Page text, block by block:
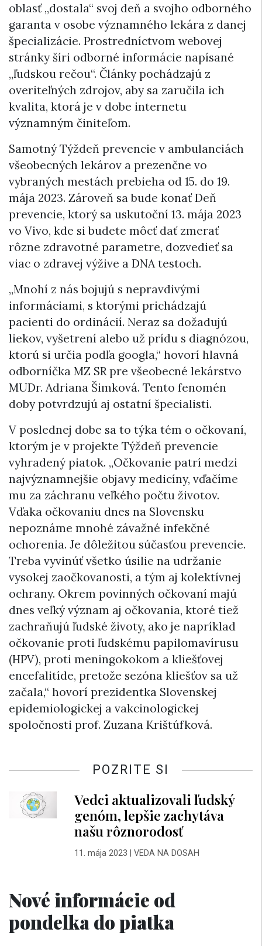
oblasť „dostala“ svoj deň a svojho odborného
garanta v osobe významného lekára z danej
špecializácie. Prostredníctvom webovej
stránky šíri odborné informácie napísané
„ľudskou rečou“. Články pochádzajú z
overiteľných zdrojov, aby sa zaručila ich
kvalita, ktorá je v dobe internetu
významným činiteľom.
Samotný Týždeň prevencie v ambulanciách
všeobecných lekárov a prezenčne vo
vybraných mestách prebieha od 15. do 19.
mája 2023. Zároveň sa bude konať Deň
prevencie, ktorý sa uskutoční 13. mája 2023
vo Vivo, kde si budete môcť dať zmerať
rôzne zdravotné parametre, dozvedieť sa
viac o zdravej výžive a DNA testoch.
„Mnohí z nás bojujú s nepravdivými
informáciami, s ktorými prichádzajú
pacienti do ordinácií. Neraz sa dožadujú
liekov, vyšetrení alebo už prídu s diagnózou,
ktorú si určia podľa googla,“ hovorí hlavná
odborníčka MZ SR pre všeobecné lekárstvo
MUDr. Adriana Šimková. Tento fenomén
doby potvrdzujú aj ostatní špecialisti.
V poslednej dobe sa to týka tém o očkovaní,
ktorým je v projekte Týždeň prevencie
vyhradený piatok. „Očkovanie patrí medzi
najvýznamnejšie objavy medicíny, vďačíme
mu za záchranu veľkého počtu životov.
Vďaka očkovaniu dnes na Slovensku
nepoznáme mnohé závažné infekčné
ochorenia. Je dôležitou súčasťou prevencie.
Treba vyvinúť všetko úsilie na udržanie
vysokej zaočkovanosti, a tým aj kolektívnej
ochrany. Okrem povinných očkovaní majú
dnes veľký význam aj očkovania, ktoré tiež
zachraňujú ľudské životy, ako je napríklad
očkovanie proti ľudskému papilomavírusu
(HPV), proti meningokokom a kliešťovej
encefalitíde, pretože sezóna kliešťov sa už
začala,“ hovorí prezidentka Slovenskej
epidemiologickej a vakcinologickej
spoločnosti prof. Zuzana Krištúfková.
POZRITE SI
Vedci aktualizovali ľudský
genóm, lepšie zachytáva
našu rôznorodosť
11. mája 2023 VEDA NA DOSAH
Nové informácie od
pondelka do piatka